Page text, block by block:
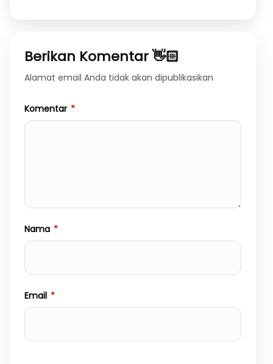
Berikan Komentar 👋🏻
Alamat email Anda tidak akan dipublikasikan
Komentar *
Nama *
Email *